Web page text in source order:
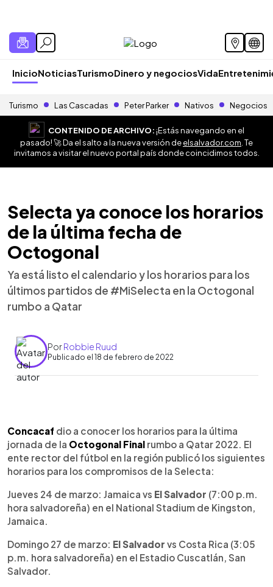
InicioNoticiasTurismoDinero y negociosVida
Turismo Las Cascadas Peter Parker Nativos Negocios
CONTENIDO DE ARCHIVO:¡Estás navegando en el
pasado! 🚀 Da el salto a la nueva versión deelsalvador.com . Te
invitamos a visitar el nuevo portal país donde coincidimos todos.
Selecta ya conoce los horarios
de la última fecha de
Octogonal
Ya está listo el calendario y los horarios para los
últimos partidos de #MiSelecta en la Octogonal
rumbo a Qatar
PorRobbie Ruud
Publicado el 18 de febrero de 2022
Escuchar artículo
Concacaf dio a conocer los horarios para la última
jornada de la Octogonal Final rumbo a Qatar 2022. El
ente rector del fútbol en la región publicó los siguientes
horarios para los compromisos de la Selecta:
Jueves 24 de marzo: Jamaica vs El Salvador (7:00 p.m.
hora salvadoreña) en el National Stadium de Kingston,
Jamaica.
Domingo 27 de marzo: El Salvador vs Costa Rica (3:05
p.m. hora salvadoreña) en el Estadio Cuscatlán, San
Salvador.